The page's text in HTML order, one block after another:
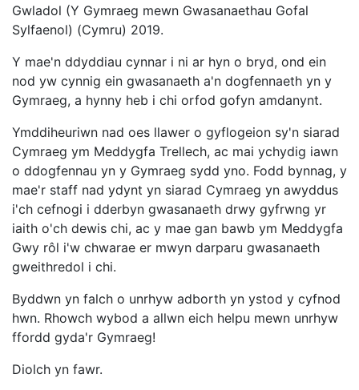
Gwladol (Y Gymraeg mewn Gwasanaethau Gofal
Sylfaenol) (Cymru) 2019.
Y mae'n ddyddiau cynnar i ni ar hyn o bryd, ond ein
nod yw cynnig ein gwasanaeth a'n dogfennaeth yn y
Gymraeg, a hynny heb i chi orfod gofyn amdanynt.
Ymddiheuriwn nad oes llawer o gyflogeion sy'n siarad
Cymraeg ym Meddygfa Trellech, ac mai ychydig iawn
o ddogfennau yn y Gymraeg sydd yno. Fodd bynnag, y
mae'r staff nad ydynt yn siarad Cymraeg yn awyddus
i'ch cefnogi i dderbyn gwasanaeth drwy gyfrwng yr
iaith o'ch dewis chi, ac y mae gan bawb ym Meddygfa
Gwy rôl i'w chwarae er mwyn darparu gwasanaeth
gweithredol i chi.
Byddwn yn falch o unrhyw adborth yn ystod y cyfnod
hwn. Rhowch wybod a allwn eich helpu mewn unrhyw
ffordd gyda'r Gymraeg!
Diolch yn fawr.